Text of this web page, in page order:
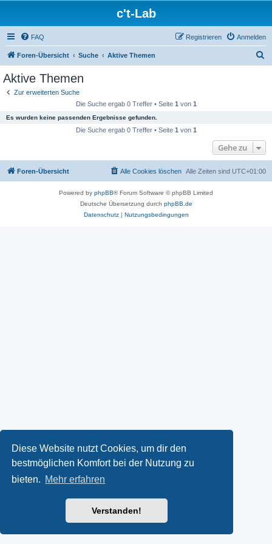
Diese Website nutzt Cookies, um dir den
bestmöglichen Komfort bei der Nutzung zu
bieten. Mehr erfahren
Verstanden!
c't-Lab
FAQ Anmelden
Registrieren
Foren-Übersicht Suche Aktive Themen
Aktive Themen
Zur erweiterten Suche
Die Suche ergab 0 Treffer • Seite 1 von 1
Es wurden keine passenden Ergebnisse gefunden.
Die Suche ergab 0 Treffer • Seite 1 von 1
Gehe zu
Foren-Übersicht Alle Zeiten sind UTC+01:00
Alle Cookies löschen
Powered by phpBB® Forum Software © phpBB Limited
Deutsche Übersetzung durch phpBB.de
Datenschutz| Nutzungsbedingungen